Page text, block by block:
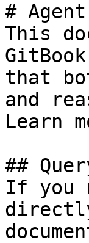
#
This
that
and
Learn
##
If you